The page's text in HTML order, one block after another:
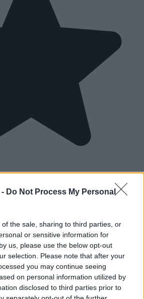
Do Not Process My Personal
the sale, sharing to third parties, or
or sensitive information for
us, please use the below opt-out
selection. Please note that after your
you may continue seeing
on personal information utilized by
disclosed to third parties prior to